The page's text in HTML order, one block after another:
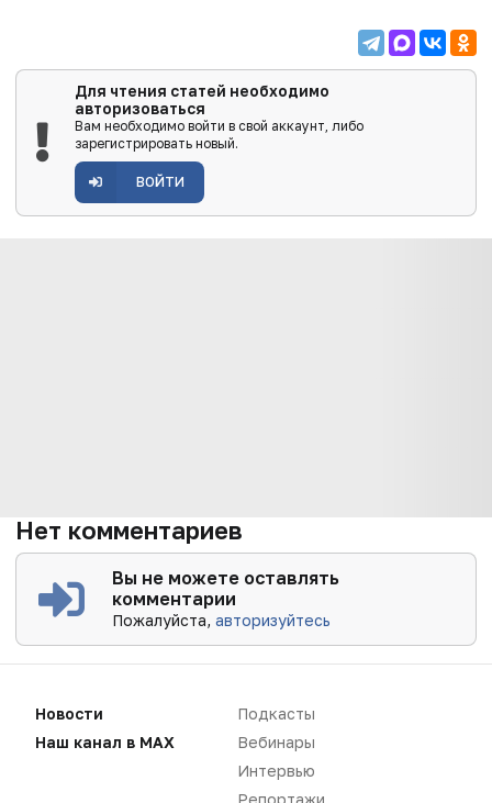
Для чтения статей необходимо
авторизоваться
Вам необходимо войти в свой аккаунт, либо
зарегистрировать новый.
ВОЙТИ
Нет комментариев
Вы не можете оставлять
комментарии
Пожалуйста,авторизуйтесь
Новости
Наш канал в MAX
Подкасты
Вебинары
Интервью